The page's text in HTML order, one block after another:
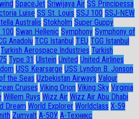
SpaceJet Sriwijaya Air SS Principessa
Luise SS St. Louis SSJ 100 SSJ-NEW
Australis Stokholm Super Guppy
Swan Hellenic Symphony Symphony of
Anadolu TCG Istanbul TEU TGG Istanbul
Turkish Aerospace Industries Turkish
Type 31 Ulstein United United Airlines
USS Kearsarge USS Lyndon B. Jonson
the Seas Uzbekistan Airways Valour
Cruises Viking Orion Viking Sky Virginia
Willem Ruys Wizz Air Wizz Air Abu Dhabi
Dream World Explorer Worldclass X-59
Zumvalt А-50У А-Техникс